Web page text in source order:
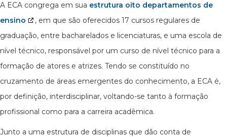
A ECA congrega em sua estrutura oito departamentos de
ensino
, em que são oferecidos 17 cursos regulares de
graduação, entre bacharelados e licenciaturas, e uma escola de
nível técnico, responsável por um curso de nível técnico para a
formação de atores e atrizes. Tendo se constituído no
cruzamento de áreas emergentes do conhecimento, a ECA é,
por definição, interdisciplinar, voltando-se tanto à formação
profissional como para a carreira acadêmica.
Junto a uma estrutura de disciplinas que dão conta de